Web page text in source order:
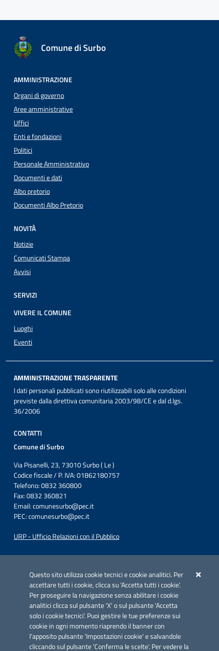
Questo sito utilizza cookie tecnici e cookie analitici. Per
accettare tutti i cookie, clicca su 'Accetta tutti i cookie'.
Per proseguire la navigazione senza abilitare i cookie
analitici clicca sul pulsante 'X' o sul pulsante 'Accetta
solo i cookie tecnici'. Puoi gestire le tue preferenze sui
cookie in ogni momento riaprendo il banner con
l'apposito pulsante 'Impostazioni cookie' e salvandole
cliccando sul pulsante 'Conferma le scelte'. Per vedere la
Comune di Surbo
AMMINISTRAZIONE
Organi di governo
Aree amministrative
Uffici
Enti e fondazioni
Politici
Personale Amministrativo
Documenti e dati
Albo pretorio
Documenti Albo Pretorio
NOVITÀ
Notizie
Comunicati Stampa
Avvisi
SERVIZI
VIVERE IL COMUNE
Luoghi
Eventi
AMMINISTRAZIONE TRASPARENTE
I dati personali pubblicati sono riutilizzabili solo alle condizioni
previste dalla direttiva comunitaria 2003/98/CE e dal d.lgs.
36/2006
CONTATTI
Comune di Surbo
Via Pisanelli, 23, 73010 Surbo ( Le )
Codice fiscale / P. IVA: 01862180757
Telefono: 0832 360800
Fax: 0832 360821
Email:comunesurbo@pec.it
PEC:comunesurbo@pec.it
URP - Ufficio Relazioni con il Pubblico
Azione 2.3.
Link utili
Informativa privacy